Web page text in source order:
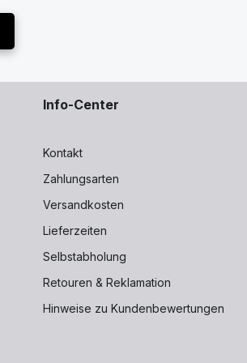
Info-Center
Kontakt
Zahlungsarten
Versandkosten
Lieferzeiten
Selbstabholung
Retouren & Reklamation
Hinweise zu Kundenbewertungen